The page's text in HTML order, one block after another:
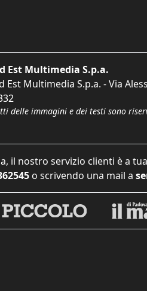
Est Multimedia S.p.a.
Est Multimedia S.p.a. - Via
delle immagini e dei testi sono
il nostro servizio clienti è a
o scrivendo una mail a